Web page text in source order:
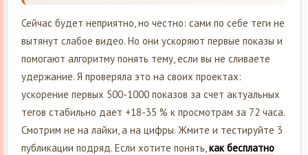
Сейчас будет неприятно, но честно: сами по себе теги не
вытянут слабое видео. Но они ускоряют первые показы и
помогают алгоритму понять тему, если вы не сливаете
удержание. Я проверяла это на своих проектах:
ускорение первых 500-1000 показов за счет актуальных
тегов стабильно дает +18-35 % к просмотрам за 72 часа.
Смотрим не на лайки, а на цифры. Жмите и тестируйте 3
публикации подряд. Если хотите понять,как бесплатно